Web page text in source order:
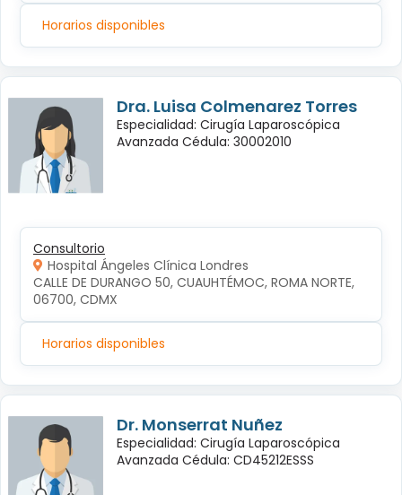
Horarios disponibles
Dra. Luisa Colmenarez Torres
Especialidad: Cirugía Laparoscópica
Avanzada Cédula: 30002010
Consultorio
Hospital Ángeles Clínica Londres
CALLE DE DURANGO 50, CUAUHTÉMOC, ROMA NORTE,
06700, CDMX
Horarios disponibles
Dr. Monserrat Nuñez
Especialidad: Cirugía Laparoscópica
Avanzada Cédula: CD45212ESSS